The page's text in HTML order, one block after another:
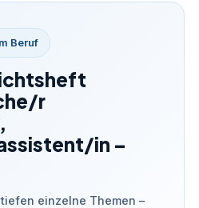
Beruf
r
in –
einzelne Themen –